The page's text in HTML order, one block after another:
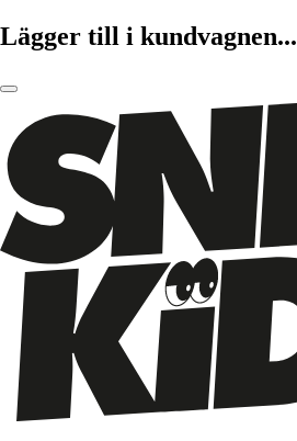
Lägger till i kundvagnen...